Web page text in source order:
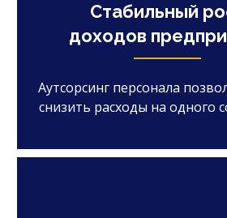
Стабильный
доходов
Аутсорсинг персонала
снизить расходы на одного